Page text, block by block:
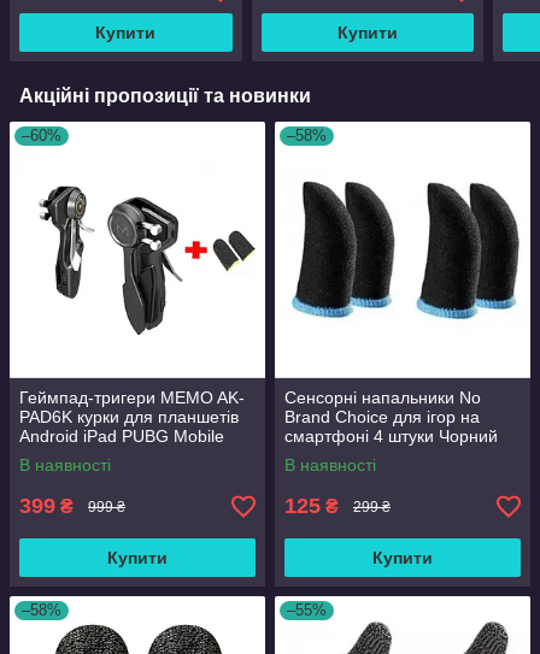
Купити Купити
Акційні пропозиції та новинки
–60%
Геймпад-тригери MEMO AK-
PAD6K курки для планшетів
Android iPad PUBG Mobile
Call Of Duty Stand OFF 2
Warface
В наявності
399 ₴ 999 ₴
Купити
–58%
Сенсорні напальники No
Brand Choice для ігор на
смартфоні 4 штуки Чорний
В наявності
125 ₴ 299 ₴
Купити
–58% –55%